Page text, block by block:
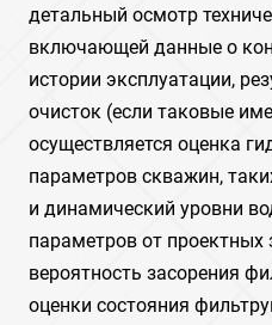
детальный осмотр
включающей данные о
истории эксплуатации,
очисток (если таковые
осуществляется оценка
параметров скважин,
и динамический уровни
параметров от проектных
вероятность засорения
оценки состояния